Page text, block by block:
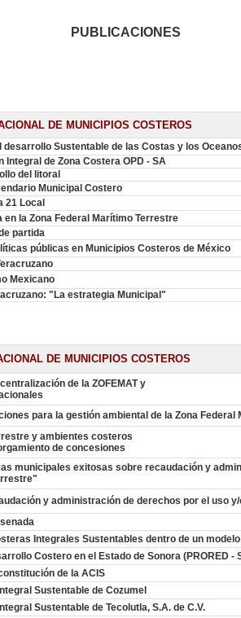
PUBLICACIONES
DE MUNICIPIOS COSTEROS
desarrollo Sustentable de las Costas y los
Integral de Zona Costera OPD - SA
del litoral
Municipal Costero
21 Local
en la Zona Federal Marítimo Terrestre
partida
públicas en Municipios Costeros de México
Mexicano
"La estrategia Municipal"
DE MUNICIPIOS COSTEROS
de la ZOFEMAT y
para la gestión ambiental de la Zona
y ambientes costeros
de concesiones
municipales exitosas sobre recaudación
y administración de derechos por el uso
Integrales Sustentables dentro de un
Costero en el Estado de Sonora (PRORED -
de la ACIS
Sustentable de Cozumel
Sustentable de Tecolutla, S.A. de C.V.